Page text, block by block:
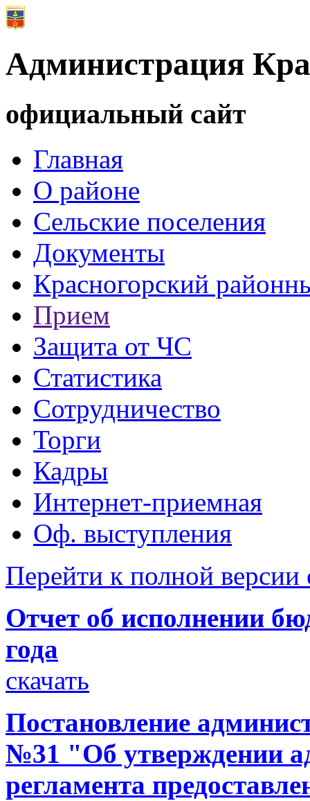
Администрация
официальный сайт
Главная
О районе
Сельские поселения
Документы
Красногорский
Прием
Защита от ЧС
Статистика
Сотрудничество
Торги
Кадры
Интернет-приемная
Оф. выступления
Перейти к полной версии
Отчет об исполнении
года
скачать
Постановление
№31 "Об утверждении
регламента